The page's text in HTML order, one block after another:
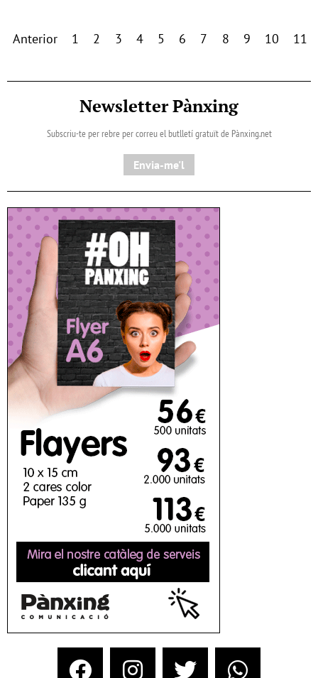
Anterior 1 2 3 4 5 6 7 8 9 10 11
Newsletter Pànxing
Subscriu-te per rebre per correu el butlletí gratuït de Pànxing.net​
Envia-me'l